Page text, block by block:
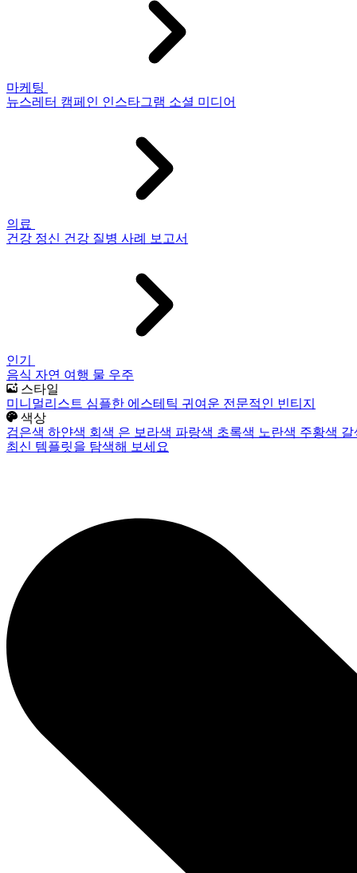
마케팅
뉴스레터 캠페인 인스타그램 소셜 미디어
의료
건강 정신 건강 질병 사례 보고서
인기
음식 자연 여행 물 우주
스타일
미니멀리스트 심플한 에스테틱 귀여운 전문적인 빈티지
색상
검은색 하얀색 회색 은 보라색 파랑색 초록색 노란색 주황색
최신 템플릿을 탐색해 보세요